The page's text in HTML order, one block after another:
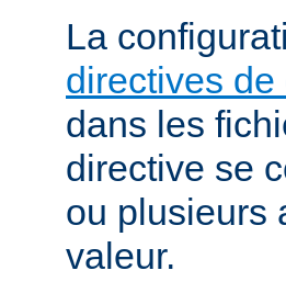
La
directives
dans les
directive se
ou plusieurs
valeur.